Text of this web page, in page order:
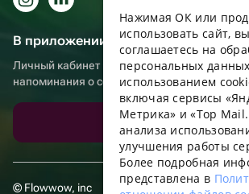
В приложении еще удобнее!
Личный кабинет получателя, больше
напоминания о событиях
Скачать приложение
© Flowwow, inc
Нажимая ОК или
использовать сайт, вы
соглашаетесь на
персональных
использованием
включая сервисы
Метрика» и «Top
анализа
улучшения работы
Более подробная
представлена в